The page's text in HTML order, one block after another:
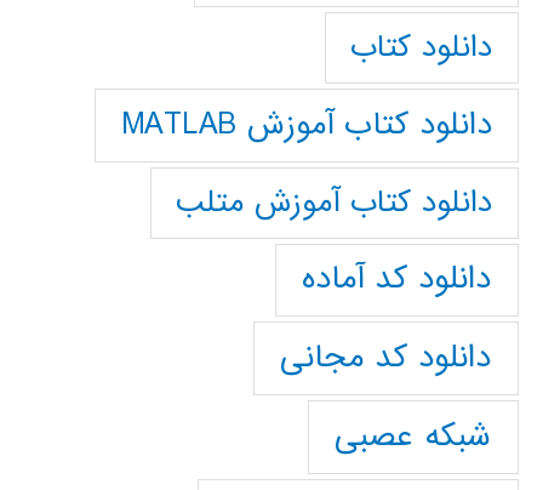
دانلود کتاب
دانلود کتاب آموزش MATLAB
دانلود کتاب آموزش متلب
دانلود کد آماده
دانلود کد مجانی
شبکه عصبی